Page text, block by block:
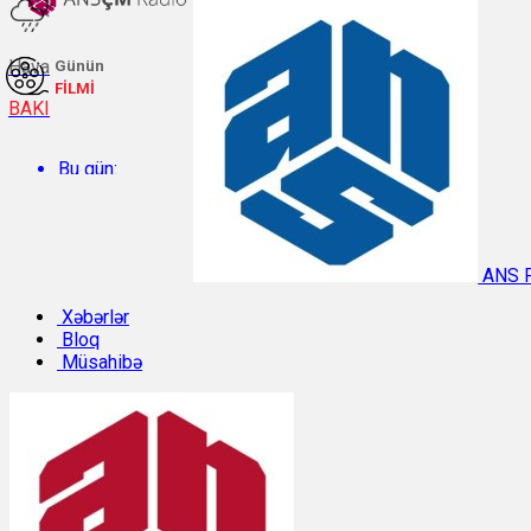
Hava
BAKI
Bu gün:
Temperatur: 27.1°C. Rütubət: 58%.
Sabah:
Günün
FİLMİ
ANS
Xəbərlər
Bloq
Müsahibə